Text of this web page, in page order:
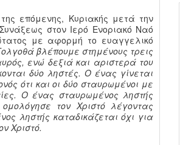
επόμενης, Κυριακής μετά την
στον Ιερό Ενοριακό Ναό
με αφορμή το ευαγγελικό
βλέπουμε στημένους τρεις
ενώ δεξιά και αριστερά του
δύο ληστές. Ο ένας γίνεται
ότι και οι δύο σταυρωμένοι με
Ο ένας σταυρωμένος ληστής
τον Χριστό λέγοντας
ληστής καταδικάζεται όχι για
Χριστό.